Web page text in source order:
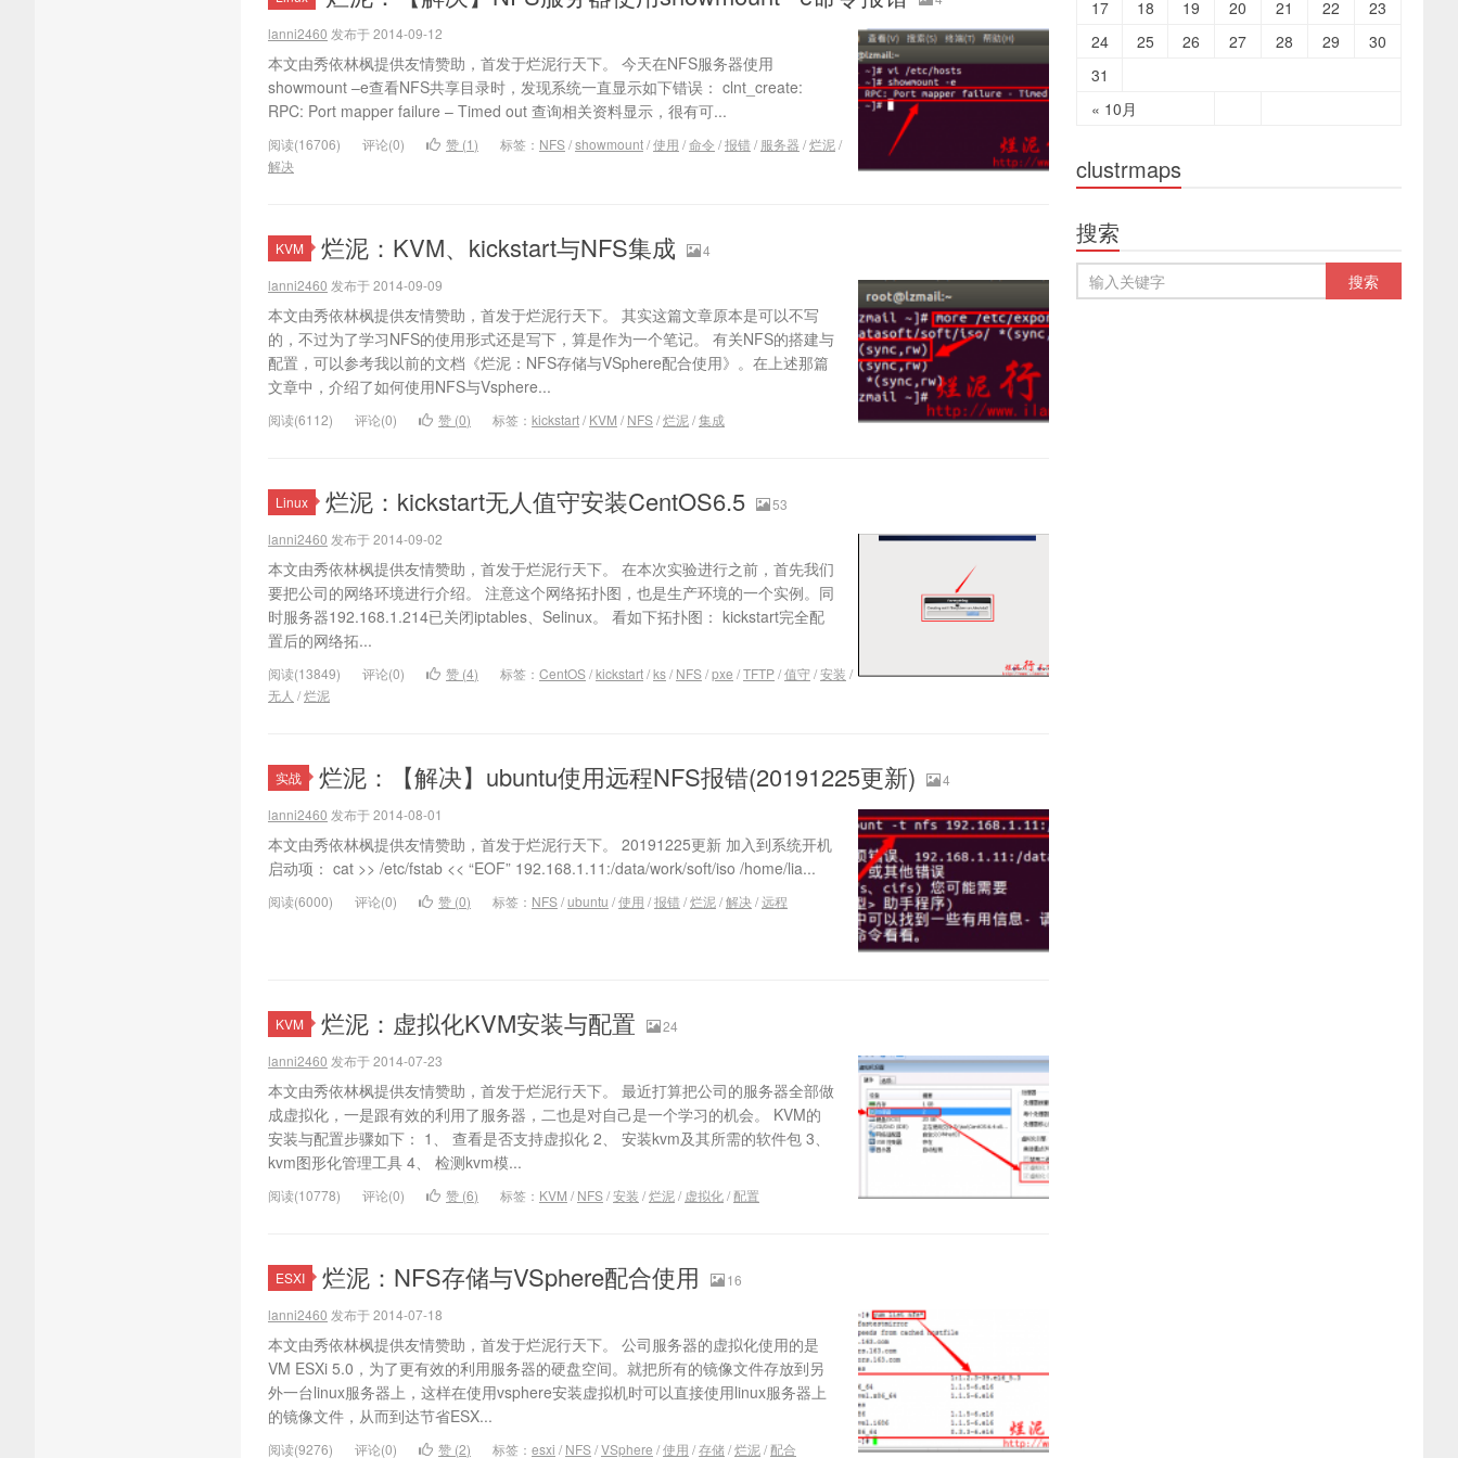
lanni2460 发布于 2014-09-12
本文由秀依林枫提供友情赞助，首发于烂泥行天下。 今天在NFS服务器使用
showmount –e查看NFS共享目录时，发现系统一直显示如下错误： clnt_create:
RPC: Port mapper failure – Timed out 查询相关资料显示，很有可...
阅读(16706) 评论(0) 赞 (1) 标签： NFS/showmount/使用 /命令 /报错 / 服务器 /烂泥/
解决
KVM 烂泥：KVM、kickstart与NFS集成
4
lanni2460 发布于 2014-09-09
本文由秀依林枫提供友情赞助，首发于烂泥行天下。 其实这篇文章原本是可以不写
的，不过为了学习NFS的使用形式还是写下，算是作为一个笔记。 有关NFS的搭建与
配置，可以参考我以前的文档《烂泥：NFS存储与VSphere配合使用》。在上述那篇
文章中，介绍了如何使用NFS与Vsphere...
阅读(6112) 评论(0) 赞 (0) 标签： kickstart/ KVM / NFS/烂泥/集成
Linux 烂泥：kickstart无人值守安装CentOS6.5
53
lanni2460 发布于 2014-09-02
本文由秀依林枫提供友情赞助，首发于烂泥行天下。 在本次实验进行之前，首先我们
要把公司的网络环境进行介绍。 注意这个网络拓扑图，也是生产环境的一个实例。同
时服务器192.168.1.214已关闭iptables、Selinux。 看如下拓扑图： kickstart完全配
置后的网络拓...
阅读(13849) 评论(0) 赞 (4) 标签： CentOS/kickstart/ks/ NFS/pxe /TFTP/值守/安装 /
无人 /烂泥
实战 烂泥：【解决】ubuntu使用远程NFS报错(20191225更新)
4
lanni2460 发布于 2014-08-01
本文由秀依林枫提供友情赞助，首发于烂泥行天下。 20191225更新 加入到系统开机
启动项： cat >> /etc/fstab << “EOF” 192.168.1.11:/data/work/soft/iso /home/lia...
阅读(6000) 评论(0) 赞 (0) 标签： NFS/ubuntu /使用 /报错 /烂泥/解决/远程
KVM 烂泥：虚拟化KVM安装与配置
24
lanni2460 发布于 2014-07-23
本文由秀依林枫提供友情赞助，首发于烂泥行天下。 最近打算把公司的服务器全部做
成虚拟化，一是跟有效的利用了服务器，二也是对自己是一个学习的机会。 KVM的
安装与配置步骤如下： 1、 查看是否支持虚拟化 2、 安装kvm及其所需的软件包 3、
kvm图形化管理工具 4、 检测kvm模...
阅读(10778) 评论(0) 赞 (6) 标签： KVM / NFS/安装 /烂泥/ 虚拟化/ 配置
ESXI 烂泥：NFS存储与VSphere配合使用
16
lanni2460 发布于 2014-07-18
本文由秀依林枫提供友情赞助，首发于烂泥行天下。 公司服务器的虚拟化使用的是
VM ESXi 5.0，为了更有效的利用服务器的硬盘空间。就把所有的镜像文件存放到另
外一台linux服务器上，这样在使用vsphere安装虚拟机时可以直接使用linux服务器上
的镜像文件，从而到达节省ESX...
阅读(9276) 评论(0) 赞 (2) 标签： esxi / NFS/VSphere /使用 /存储 /烂泥/ 配合
« 10月
17 18 19 20 21 22
23
24
25 26 27 28 29
30
31
clustrmaps
搜索